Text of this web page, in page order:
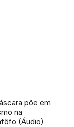
põe em
na
(Áudio)